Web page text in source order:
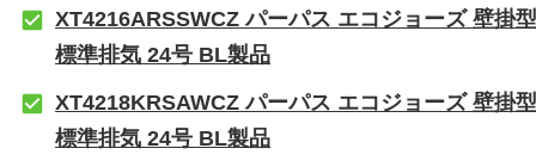
XT4216ARSSWCZ パーパス エコジョーズ 壁掛型
標準排気 24号 BL製品
XT4218KRSAWCZ パーパス エコジョーズ 壁掛型
標準排気 24号 BL製品